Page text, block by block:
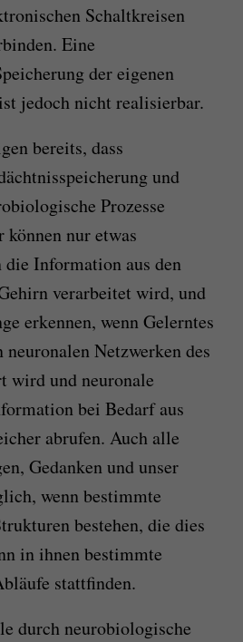
Schaltkreisen
Eine
der eigenen
jedoch nicht realisierbar.
bereits, dass
und
Prozesse
nur etwas
die Information aus den
verarbeitet wird, und
erkennen, wenn Gelerntes
Netzwerken des
wird und neuronale
bei Bedarf aus
abrufen. Auch alle
Gedanken und unser
wenn bestimmte
bestehen, die dies
in ihnen bestimmte
stattfinden.
durch neurobiologische